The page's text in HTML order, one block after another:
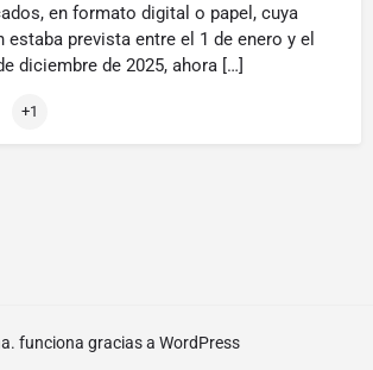
en formato digital o papel, cuya
prevista entre el 1 de enero y el
diciembre de 2025, ahora […]
+1
funciona gracias a WordPress